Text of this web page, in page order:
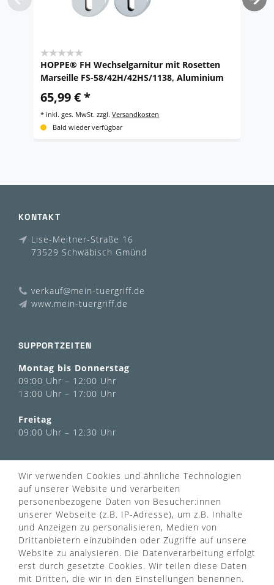
HOPPE® FH Wechselgarnitur mit Rosetten
Marseille FS-58/42H/42HS/1138, Aluminium
65,99 € *
* inkl. ges. MwSt. zzgl.Versandkosten
Bald wieder verfügbar
KONTAKT
Lise-Meitner-Straße 16
73529 Schwäbisch Gmünd
verkauf@mein-tuergriff.de
www.mein-tuergriff.de
SUPPORTZEITEN
Montag bis Donnerstag
09:00 Uhr – 12:00 Uhr
13:00 Uhr – 17:00 Uhr
Freitag
09:00 Uhr – 12:30 Uhr
Über uns
Kontaktformular
FAQ
Türgriff Lexikon
Widerrufsrecht
Sitemap
AGB
Zahlung & Versand
Datenschutz
Impressum
Rücksendung
Markenwelt
Wir verwenden Cookies und ähnliche Technologien
auf unserer Website und verarbeiten
personenbezogene Daten von Besucher:innen
unserer Webseite (z.B. IP-Adresse), um z.B. Inhalte
und Anzeigen zu personalisieren, Medien von
Drittanbietern einzubinden oder Zugriffe auf unsere
Website zu analysieren. Die Datenverarbeitung erfolgt
erst durch gesetzte Cookies. Wir teilen diese Daten
mit Dritten, die wir in den Einstellungen benennen.